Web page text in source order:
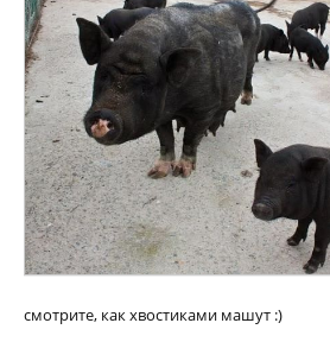
смотрите, как хвостиками машут :)